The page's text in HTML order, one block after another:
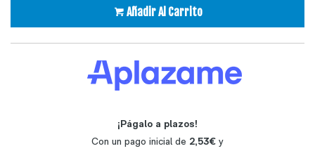
Añadir Al Carrito